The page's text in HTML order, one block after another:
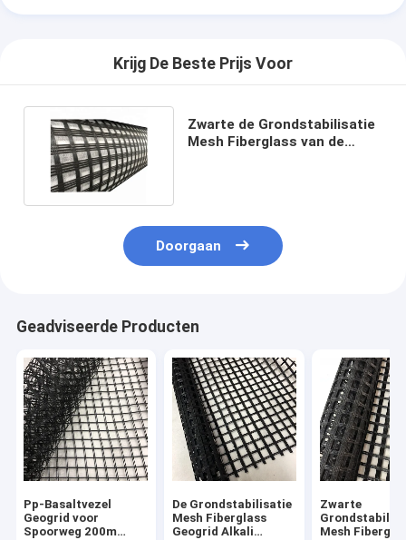
Krijg De Beste Prijs Voor
Zwarte de Grondstabilisatie
Mesh Fiberglass van de
Doorgaan
Geadviseerde Producten
Pp-Basaltvezel
Geogrid voor
Spoorweg 200m
De Grondstabilisatie
Mesh Fiberglass
Geogrid Alkali
Zwarte
Mesh